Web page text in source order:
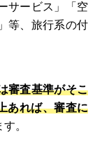
サービス」「空
等、旅行系の付
審査基準がそこ
あれば、審査に
。